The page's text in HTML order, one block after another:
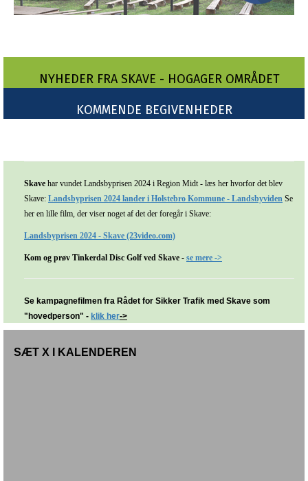
NYHEDER FRA SKAVE - HOGAGER OMRÅDET
KOMMENDE BEGIVENHEDER
Skave har vundet Landsbyprisen 2024 i Region Midt - læs her hvorfor det blev
Skave: Landsbyprisen 2024 lander i Holstebro Kommune - Landsbyviden Se
her en lille film, der viser noget af det der foregår i Skave:
Landsbyprisen 2024 - Skave (23video.com)
Kom og prøv Tinkerdal Disc Golf ved Skave - se mere ->
Se kampagnefilmen fra Rådet for Sikker Trafik med Skave som
"hovedperson" - klik her->
SÆT X I KALENDEREN